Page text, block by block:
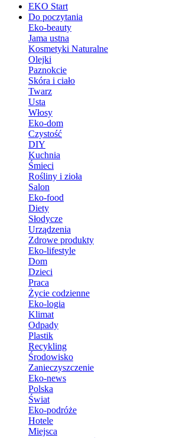
EKO Start
Do poczytania
Eko-beauty
Jama ustna
Kosmetyki Naturalne
Olejki
Paznokcie
Skóra i ciało
Twarz
Usta
Włosy
Eko-dom
Czystość
DIY
Kuchnia
Śmieci
Rośliny i zioła
Salon
Eko-food
Diety
Słodycze
Urządzenia
Zdrowe produkty
Eko-lifestyle
Dom
Dzieci
Praca
Życie codzienne
Eko-logia
Klimat
Odpady
Plastik
Recykling
Środowisko
Zanieczyszczenie
Eko-news
Polska
Świat
Eko-podróże
Hotele
Miejsca